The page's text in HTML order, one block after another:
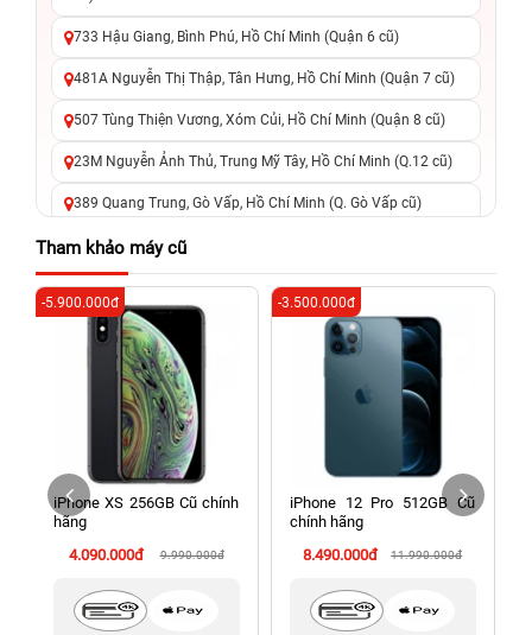
733 Hậu Giang, Bình Phú, Hồ Chí Minh (Quận 6 cũ)
481A Nguyễn Thị Thập, Tân Hưng, Hồ Chí Minh (Quận 7 cũ)
507 Tùng Thiện Vương, Xóm Củi, Hồ Chí Minh (Quận 8 cũ)
23M Nguyễn Ảnh Thủ, Trung Mỹ Tây, Hồ Chí Minh (Q.12 cũ)
389 Quang Trung, Gò Vấp, Hồ Chí Minh (Q. Gò Vấp cũ)
625 - 625A Âu Cơ, Tân Phú, Hồ Chí Minh (Quận Tân Phú cũ)
326 Lê Văn Việt, Tăng Nhơn Phú, Hồ Chí Minh (Q.9 TP. Thủ
Đức cũ)
256 Võ Văn Ngân, Thủ Đức, Hồ Chí Minh (Bình Thọ, TP. Thủ
Đức Cũ)
70 Nguyễn An Ninh, Dĩ An, Hồ Chí Minh (Bình Dương Cũ)
24h Vũng Tàu: 162A Ba Cu, Vũng Tàu, Hồ Chí Minh (TP. Vũng
Tàu cũ)
198 Hoàng Văn Thụ, Tân Sơn Nhất, Hồ Chí Minh (Tân Bình
cũ)
Tham khảo máy cũ
iPhone XS 256GB Cũ chính
hãng
4.090.000đ
9.990.000đ
-5.900.000đ
iPhone 12 Pro 512GB Cũ
chính hãng
8.490.000đ
11.990.000đ
-3.500.000đ